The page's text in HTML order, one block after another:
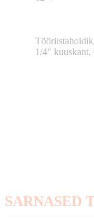
Tööriistahoidik
1/4″ kuuskant,
SARNASED